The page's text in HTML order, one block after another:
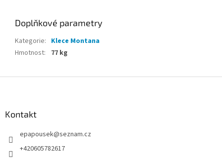
Doplňkové parametry
Kategorie: Klece Montana
Hmotnost: 77 kg
Kontakt
epapousek@seznam.cz
+420605782617